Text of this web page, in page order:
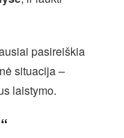
pasireiškia
situacija –
laistymo.